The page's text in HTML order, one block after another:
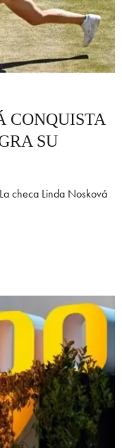
CONQUISTA
SU
checa Linda Nosková